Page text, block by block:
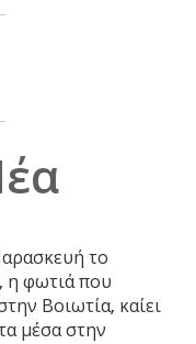
το
η φωτιά που
Βοιωτία, καίει
μέσα στην